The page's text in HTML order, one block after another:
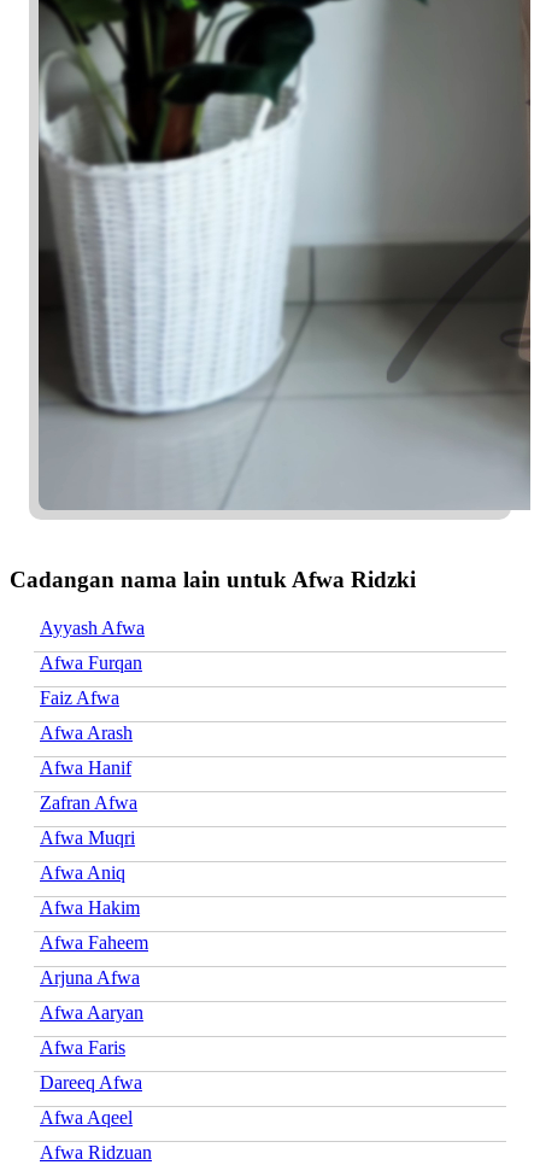
Cadangan nama lain untuk Afwa Ridzki
Ayyash Afwa
Afwa Furqan
Faiz Afwa
Afwa Arash
Afwa Hanif
Zafran Afwa
Afwa Muqri
Afwa Aniq
Afwa Hakim
Afwa Faheem
Arjuna Afwa
Afwa Aaryan
Afwa Faris
Dareeq Afwa
Afwa Aqeel
Afwa Ridzuan